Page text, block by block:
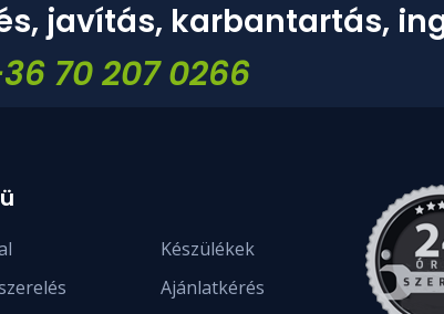
javítás, karbantartás,
70 207 0266
Készülékek
Ajánlatkérés